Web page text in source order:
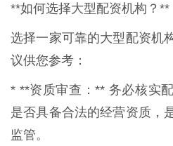
**如何选择大型配资机构？**
选择一家可靠的大型配资机
议供您参考：
* **资质审查：** 务必核实
是否具备合法的经营资质，
监管。